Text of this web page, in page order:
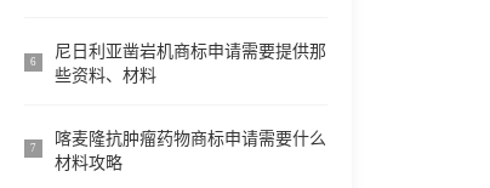
6
尼日利亚凿岩机商标申请需要提供那
些资料、材料
7
喀麦隆抗肿瘤药物商标申请需要什么
材料攻略